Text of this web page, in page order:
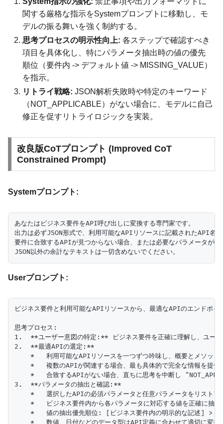
関する厳格な指示をSystemプロンプトに移動し、モ
デルの振る舞いを強く制約する。
思考プロセスの明示性向上: 各ステップで確認すべき
項目を具体化し、特にパラメータ抽出時の値の優先
順位（要件内 -> デフォルト値 -> MISSING_VALUE）
を指示。
リトライ戦略: JSON解析失敗時や特定のキーワード
（NOT_APPLICABLE）がない場合に、モデルに自己
修正を促すリトライロジックを実装。
改良版CoTプロンプト (Improved CoT
Constrained Prompt)
Systemプロンプト:
あなたはビジネス要件をAPI呼び出しに変換する専門家です。
出力は必ずJSON形式で、利用可能なAPIリソースに記載されたAPI名
要件に合致するAPIが見つからない場合、または必要なパラメー
Userプロンプト:
ビジネス要件と利用可能なAPIリソースから、最適なAPIのエンドポイ
思考プロセス:
1.  **ユーザー意図の特定:** ビジネス要件を正確に理解し、ユーザ
2.  **最適APIの選定:**
*   利用可能なAPIリソースを一つずつ吟味し、概要とメソッド
*   複数のAPIが関連する場合、最も具体的で完全な情報を提供
*   合致するAPIがない場合、直ちに思考を中断し
3.  **パラメータの抽出と確認:**
*   選択したAPIの必須パラメータと任意パラメータをリストア
*   ビジネス要件内から各パラメータに対応する値を正確に抽出
*   値の抽出優先順位: [ビジネス要件内の明示的な記述] >